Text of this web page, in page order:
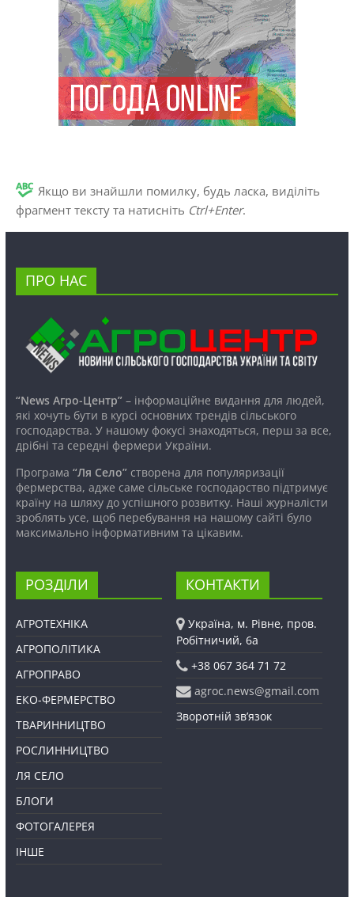
Якщо ви знайшли помилку, будь ласка, виділіть
фрагмент тексту та натисніть Ctrl+Enter.
ПРО НАС
“News Агро-Центр”– інформаційне видання для людей,
які хочуть бути в курсі основних трендів сільського
господарства. У нашому фокусі знаходяться, перш за все,
дрібні та середні фермери України.
Програма “Ля Село”створена для популяризації
фермерства, адже саме сільське господарство підтримує
країну на шляху до успішного розвитку. Наші журналісти
зроблять усе, щоб перебування на нашому сайті було
максимально інформативним та цікавим.
РОЗДІЛИ
АГРОТЕХНІКА
АГРОПОЛІТИКА
АГРОПРАВО
ЕКО-ФЕРМЕРСТВО
ТВАРИННИЦТВО
РОСЛИННИЦТВО
ЛЯ СЕЛО
БЛОГИ
ФОТОГАЛЕРЕЯ
ІНШЕ
КОНТАКТИ
Україна, м. Рівне, пров.
Робітничий, 6а
+38 067 364 71 72
agroc.news@gmail.com
Зворотній зв’язок